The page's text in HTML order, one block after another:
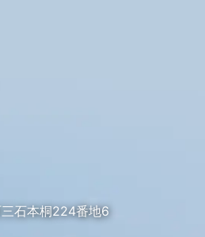
石本桐224番地6